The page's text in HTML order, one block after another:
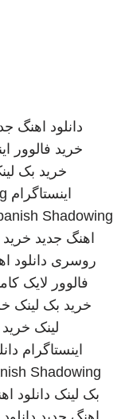
دانلود اهنگ
خرید فالوور
خرید بک
اینستاگرام
Shadowing
اهنگ جدید
روسری دانلود
فالوور لایک
خرید بک لینک
لینک
اینستاگرام
Shadowing
بک لینک دانلود